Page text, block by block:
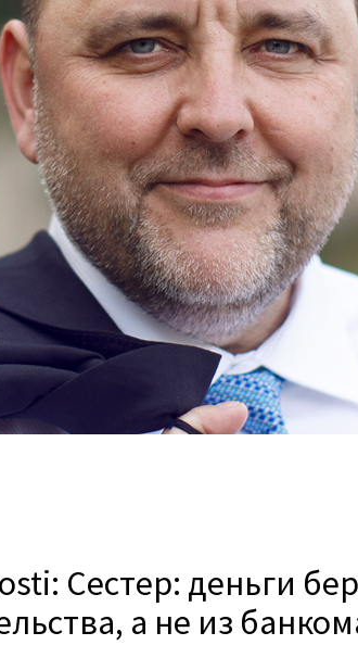
Сестер: деньги
а не из